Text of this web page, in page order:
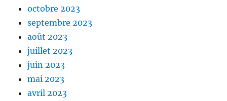
octobre 2023
septembre 2023
août 2023
juillet 2023
juin 2023
mai 2023
avril 2023